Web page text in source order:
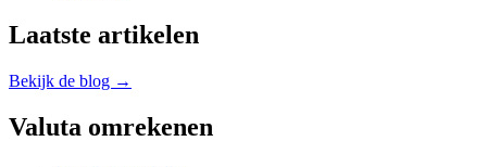
Laatste artikelen
Bekijk de blog →
Valuta omrekenen